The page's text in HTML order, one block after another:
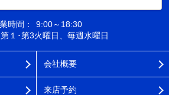
時間：
9:00～18:30
第１･第3火曜日、毎週水曜日
会社概要
来店予約